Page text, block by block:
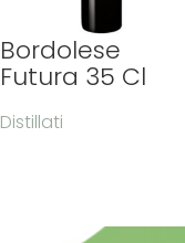
Bordolese
Futura 35 Cl
Distillati